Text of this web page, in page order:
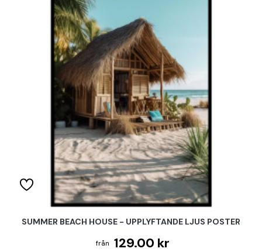
SUMMER BEACH HOUSE - UPPLYFTANDE LJUS POSTER
129.00 kr